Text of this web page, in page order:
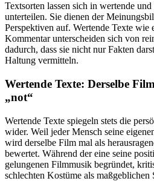
Textsorten lassen sich in wertende
unterteilen. Sie dienen der
Perspektiven auf. Wertende Texte
Kommentar unterscheiden sich von
dadurch, dass sie nicht nur Fakten
Haltung vermitteln.
Wertende Texte: Derselbe
„not“
Wertende Texte spiegeln stets die
wider. Weil jeder Mensch seine
wird derselbe Film mal als
bewertet. Während der eine seine
gelungenen Filmmusik begründet,
schlechten Kostüme als maßgeblichen